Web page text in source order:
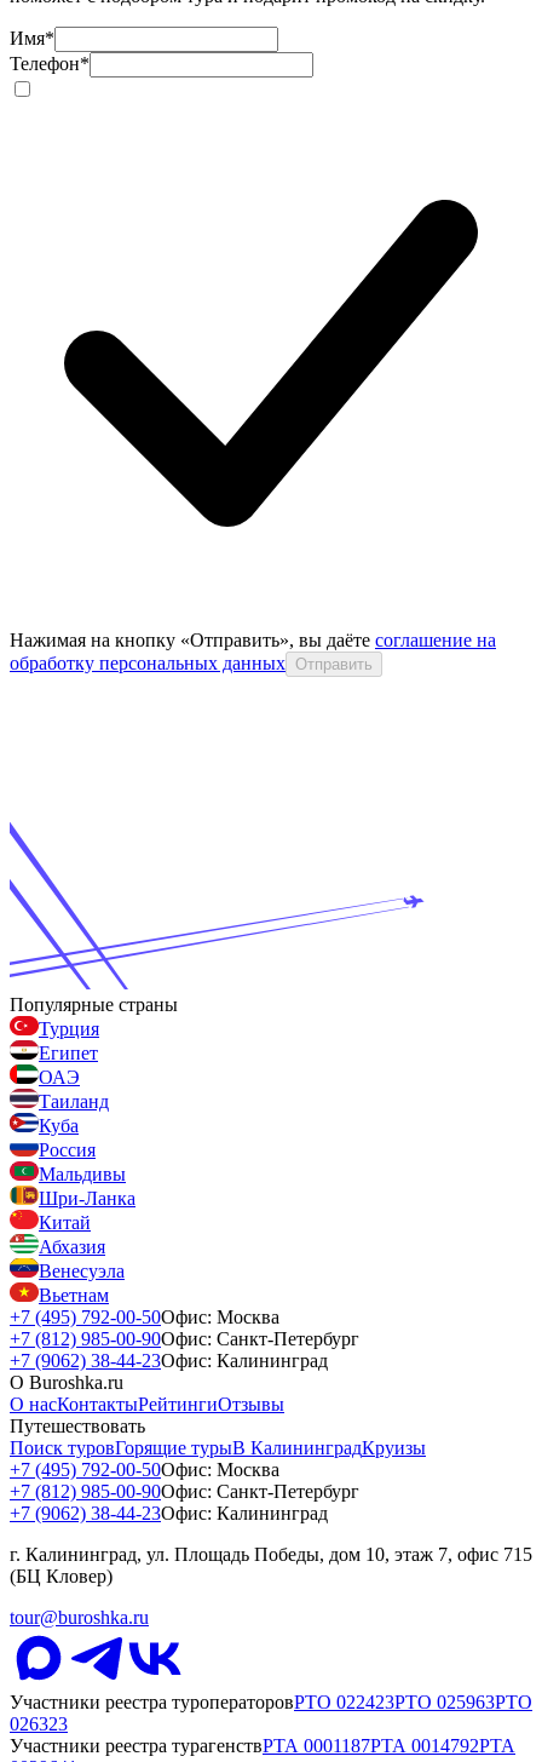
Имя*
Телефон*
Нажимая на кнопку «Отправить», вы даёте соглашение на
обработку персональных данных Отправить
Популярные страны
Турция
Египет
ОАЭ
Таиланд
Куба
Россия
Мальдивы
Шри-Ланка
Китай
Абхазия
Венесуэла
Вьетнам
+7 (495) 792-00-50Офис: Москва
+7 (812) 985-00-90Офис: Санкт-Петербург
+7 (9062) 38-44-23Офис: Калининград
О Buroshka.ru
О насКонтактыРейтингиОтзывы
Путешествовать
Поиск туровГорящие турыВ КалининградКруизы
+7 (495) 792-00-50Офис: Москва
+7 (812) 985-00-90Офис: Санкт-Петербург
+7 (9062) 38-44-23Офис: Калининград
г. Калининград, ул. Площадь Победы, дом 10, этаж 7, офис 715
(БЦ Кловер)
tour@buroshka.ru
Участники реестра туроператоровРТО 022423РТО 025963РТО
026323
Участники реестра турагенствРТА 0001187РТА 0014792РТА